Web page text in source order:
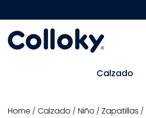
Calzado
calzado niño zapatillas